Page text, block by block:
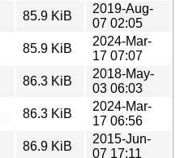
85.9 KiB
2019-Aug-
07 02:05
85.9 KiB
2024-Mar-
17 07:07
86.3 KiB
2018-May-
03 06:03
86.3 KiB
2024-Mar-
17 06:56
86.9 KiB
2015-Jun-
07 17:11